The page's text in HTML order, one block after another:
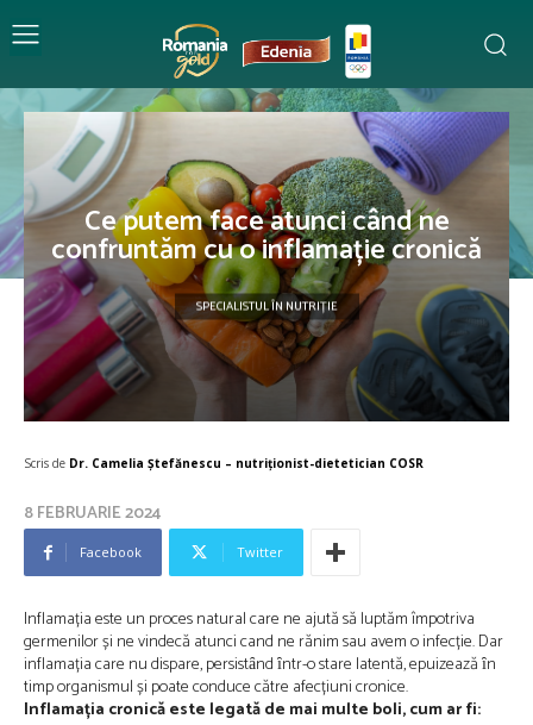
Ce putem face atunci când ne
confruntăm cu o inflamație cronică
SPECIALISTUL ÎN NUTRIȚIE
Scris de Dr. Camelia Ștefănescu – nutriţionist-dietetician COSR
8 FEBRUARIE 2024
Facebook Twitter
Inflamația este un proces natural care ne ajută să luptăm împotriva
germenilor și ne vindecă atunci cand ne rănim sau avem o infecție. Dar
inflamația care nu dispare, persistȃnd ȋntr-o stare latentă, epuizează ȋn
timp organismul și poate conduce către afecțiuni cronice.
Inflamația cronică este legată de mai multe boli, cum ar fi: